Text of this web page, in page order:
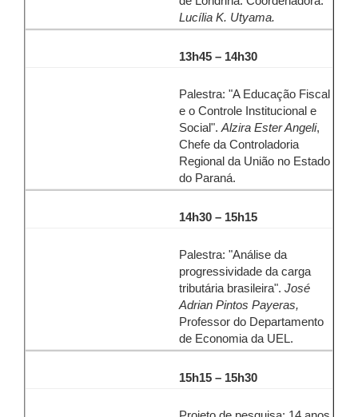
Lucília K. Utyama.
13h45 – 14h30
Palestra: "A Educação Fiscal
e o Controle Institucional e
Social".Alzira Ester Angeli,
Chefe da Controladoria
Regional da União no Estado
do Paraná.
14h30 – 15h15
Palestra: "Análise da
progressividade da carga
tributária brasileira". José
Adrian Pintos Payeras,
Professor do Departamento
de Economia da UEL.
15h15 – 15h30